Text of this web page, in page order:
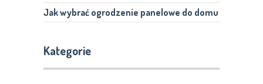
Jak wybrać ogrodzenie panelowe do domu
Kategorie